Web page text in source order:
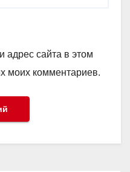
адрес сайта в этом
моих комментариев.